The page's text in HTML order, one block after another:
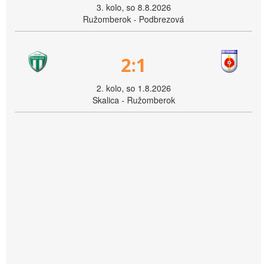
3. kolo, so 8.8.2026
Ružomberok - Podbrezová
2:1
2. kolo, so 1.8.2026
Skalica - Ružomberok